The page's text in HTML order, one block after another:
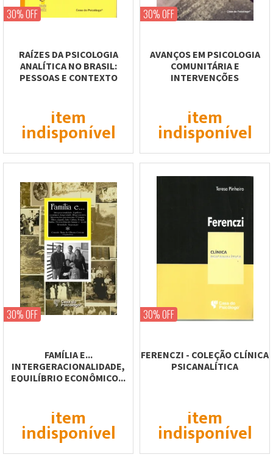
30% OFF
RAÍZES DA PSICOLOGIA
ANALÍTICA NO BRASIL:
PESSOAS E CONTEXTO
item
indisponível
30% OFF
AVANÇOS EM PSICOLOGIA
COMUNITÁRIA E
INTERVENÇÕES
item
indisponível
30% OFF
FAMÍLIA E...
INTERGERACIONALIDADE,
EQUILÍBRIO ECONÔMICO...
item
indisponível
30% OFF
FERENCZI - COLEÇÃO CLÍNICA
PSICANALÍTICA
item
indisponível